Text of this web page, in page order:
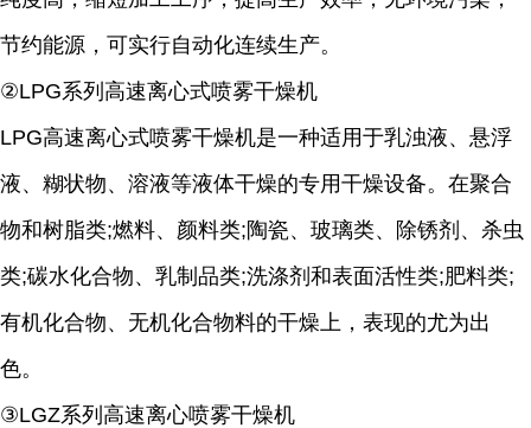
节约能源，可实行自动化连续生产。
②LPG系列高速离心式喷雾干燥机
LPG高速离心式喷雾干燥机是一种适用于乳浊液、悬浮
液、糊状物、溶液等液体干燥的专用干燥设备。在聚合
物和树脂类;燃料、颜料类;陶瓷、玻璃类、除锈剂、杀虫
类;碳水化合物、乳制品类;洗涤剂和表面活性类;肥料类;
有机化合物、无机化合物料的干燥上，表现的尤为出
色。
③LGZ系列高速离心喷雾干燥机